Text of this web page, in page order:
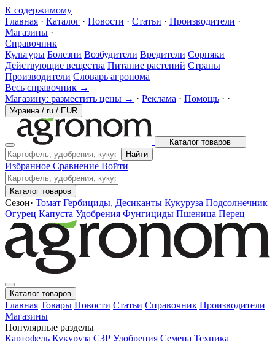
К содержимому
Главная · Каталог · Новости · Статьи · Производители ·
Магазины ·
Справочник
Культуры Болезни Возбудители Вредители Сорняки
Действующие вещества Питание растений Страны
Производители Словарь агронома
Весь справочник →
Магазину: разместить цены → · Реклама · Помощь · ·
Украина / ru / EUR
Каталог товаров
Найти
Избранное Сравнение Войти
Каталог товаров
Сезон· Томат Гербициды, Десиканты Кукуруза Подсолнечник
Огурец Капуста Удобрения Фунгициды Пшеница Перец
Каталог товаров
Главная Товары Новости Статьи Справочник Производители
Магазины
Популярные разделы
Картофель Кукуруза СЗР Удобрения Семена Техника